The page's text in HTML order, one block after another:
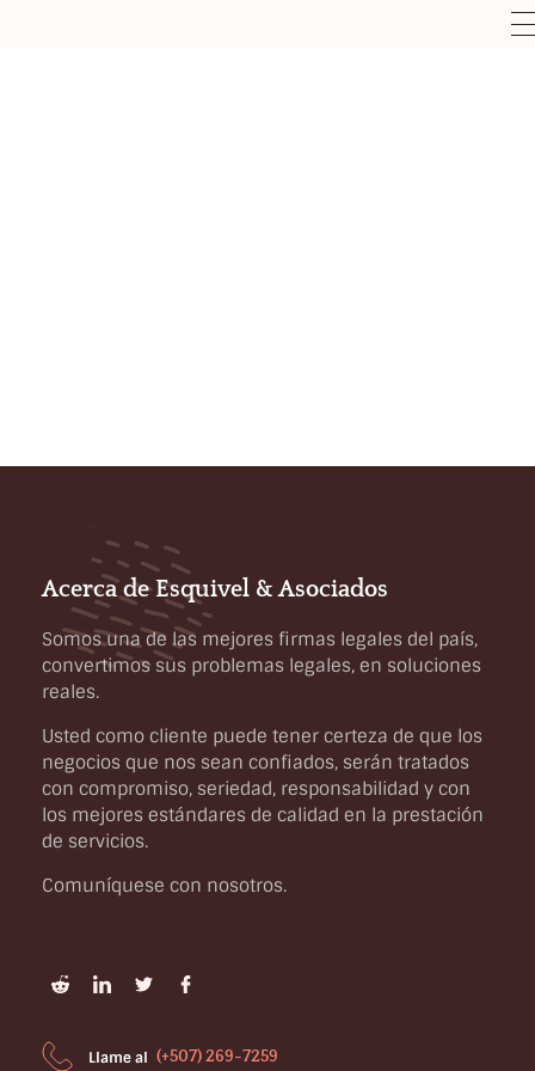
Acerca de Esquivel & Asociados
Somos una de las mejores firmas legales del país,
convertimos sus problemas legales, en soluciones
reales.
Usted como cliente puede tener certeza de que los
negocios que nos sean confiados, serán tratados
con compromiso, seriedad, responsabilidad y con
los mejores estándares de calidad en la prestación
de servicios.
Comuníquese con nosotros.
Llame al (+507) 269-7259